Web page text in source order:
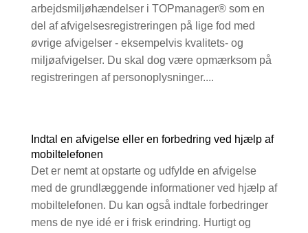
arbejdsmiljøhændelser i TOPmanager® som en
del af afvigelsesregistreringen på lige fod med
øvrige afvigelser - eksempelvis kvalitets- og
miljøafvigelser. Du skal dog være opmærksom på
registreringen af personoplysninger....
Indtal en afvigelse eller en forbedring ved hjælp af
mobiltelefonen
Det er nemt at opstarte og udfylde en afvigelse
med de grundlæggende informationer ved hjælp af
mobiltelefonen. Du kan også indtale forbedringer
mens de nye idé er i frisk erindring. Hurtigt og